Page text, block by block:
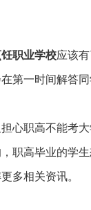
职业学校应该
第一时间解答
心职高不能考
职高毕业的学
多相关资讯。